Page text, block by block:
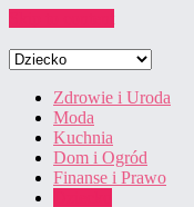
Zdrowie i Uroda
Moda
Kuchnia
Dom i Ogród
Finanse i Prawo